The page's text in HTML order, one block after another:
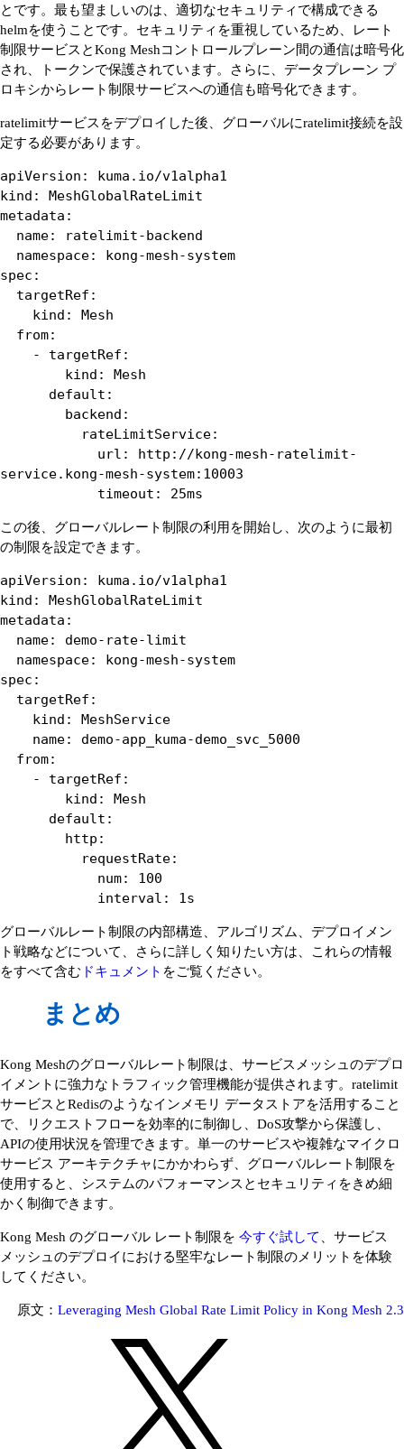
とです。最も望ましいのは、適切なセキュリティで構成できる
helmを使うことです。セキュリティを重視しているため、レート
制限サービスとKong Meshコントロールプレーン間の通信は暗号化
され、トークンで保護されています。さらに、データプレーン プ
ロキシからレート制限サービスへの通信も暗号化できます。
ratelimitサービスをデプロイした後、グローバルにratelimit接続を設
定する必要があります。
apiVersion: kuma.io/v1alpha1
kind: MeshGlobalRateLimit
metadata:
spec:
service.kong-mesh-system:10003
            timeout: 25ms
この後、グローバルレート制限の利用を開始し、次のように最初
の制限を設定できます。
apiVersion: kuma.io/v1alpha1
kind: MeshGlobalRateLimit
metadata:
spec:
            interval: 1s
グローバルレート制限の内部構造、アルゴリズム、デプロイメン
ト戦略などについて、さらに詳しく知りたい方は、これらの情報
をすべて含む ドキュメント をご覧ください。
まとめ
Kong Meshのグローバルレート制限は、サービスメッシュのデプロ
イメントに強力なトラフィック管理機能が提供されます。ratelimit
サービスとRedisのようなインメモリ データストアを活用すること
で、リクエストフローを効率的に制御し、DoS攻撃から保護し、
APIの使用状況を管理できます。単一のサービスや複雑なマイクロ
サービス アーキテクチャにかかわらず、グローバルレート制限を
使用すると、システムのパフォーマンスとセキュリティをきめ細
かく制御できます。
Kong Mesh のグローバル レート制限を 今すぐ試して
、サービス
メッシュのデプロイにおける堅牢なレート制限のメリットを体験
してください。
原文： Leveraging Mesh Global Rate Limit Policy in Kong Mesh 2.3